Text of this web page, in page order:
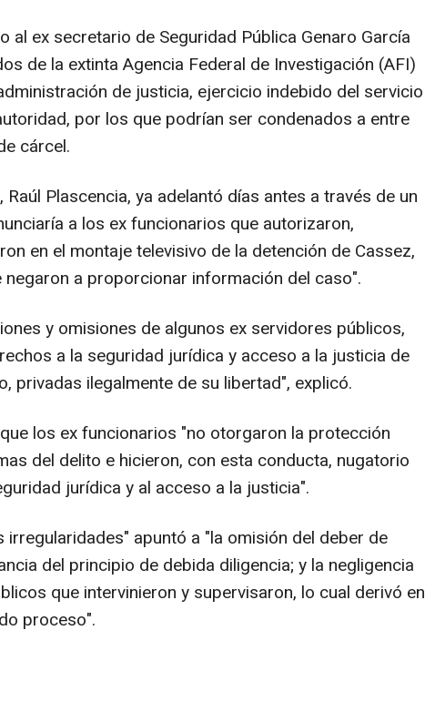
al ex secretario de Seguridad Pública Genaro García
de la extinta Agencia Federal de Investigación (AFI)
de justicia, ejercicio indebido del servicio
por los que podrían ser condenados a entre
cárcel.
Raúl Plascencia, ya adelantó días antes a través de un
a los ex funcionarios que autorizaron,
en el montaje televisivo de la detención de Cassez,
a proporcionar información del caso".
y omisiones de algunos ex servidores públicos,
a la seguridad jurídica y acceso a la justicia de
privadas ilegalmente de su libertad", explicó.
los ex funcionarios "no otorgaron la protección
del delito e hicieron, con esta conducta, nugatorio
jurídica y al acceso a la justicia".
irregularidades" apuntó a "la omisión del deber de
del principio de debida diligencia; y la negligencia
que intervinieron y supervisaron, lo cual derivó en
proceso".